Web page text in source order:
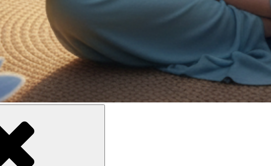
meilleure inclusion sociale et culturelle des personnes en situation de handicap.